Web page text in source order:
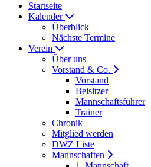
Startseite
Kalender
Überblick
Nächste Termine
Verein
Über uns
Vorstand & Co.
Vorstand
Beisitzer
Mannschaftsführer
Trainer
Chronik
Mitglied werden
DWZ Liste
Mannschaften